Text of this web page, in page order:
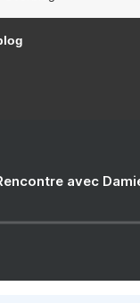
avec